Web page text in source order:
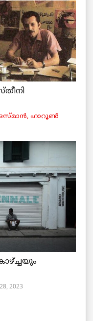
ഒസ്മാൻ, ഹാറൂൺ
2023